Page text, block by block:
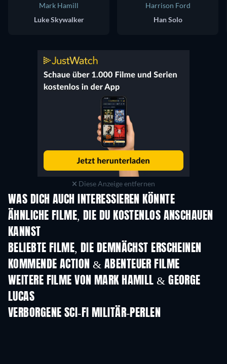
Mark Hamill
Luke Skywalker
Harrison Ford
Han Solo
Diese Anzeige entfernen
WAS DICH AUCH INTERESSIEREN KÖNNTE
ÄHNLICHE FILME, DIE DU KOSTENLOS ANSCHAUEN
KANNST
BELIEBTE FILME, DIE DEMNÄCHST ERSCHEINEN
KOMMENDE ACTION & ABENTEUER FILME
WEITERE FILME VON MARK HAMILL & GEORGE
LUCAS
VERBORGENE SCI-FI MILITÄR-PERLEN
Serie